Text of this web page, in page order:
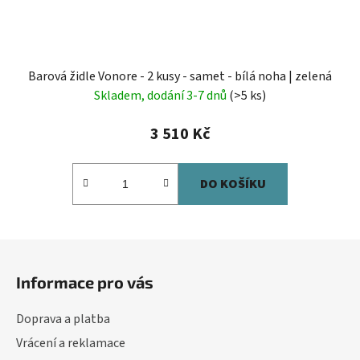
Barová židle Vonore - 2 kusy - samet - bílá noha | zelená
Skladem, dodání 3-7 dnů (>5 ks)
3 510 Kč
DO KOŠÍKU
Informace pro vás
Doprava a platba
Vrácení a reklamace